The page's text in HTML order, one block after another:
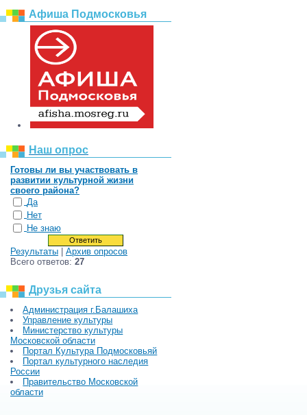
Афиша Подмосковья
Наш опрос
Готовы ли вы участвовать в
развитии культурной жизни
своего района?
Да
Нет
Не знаю
Результаты
Архив опросов
Всего ответов: 27
Друзья сайта
Администрация г.Балашиха
Управление культуры
Министерство культуры
Московской области
Портал Культура Подмосковьяй
Портал культурного наследия
России
Правительство Московской
области